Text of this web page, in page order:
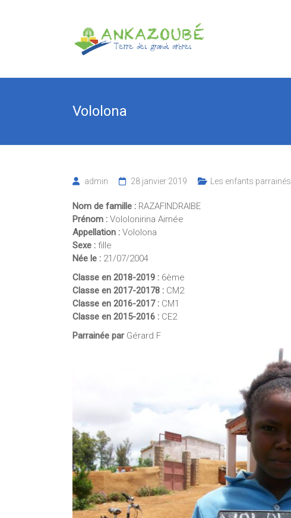
Association
Ankazoube
Terre
Arbres
Vololona
admin 28 janvier 2019 Les enfants parrainés
Nom de famille : RAZAFINDRAIBE
Prénom : Vololonirina Aimée
Appellation : Vololona
Sexe : fille
Née le : 21/07/2004
Classe en 2018-2019 : 6ème
Classe en 2017-20178 : CM2
Classe en 2016-2017 : CM1
Classe en 2015-2016 : CE2
Parrainée par Gérard F